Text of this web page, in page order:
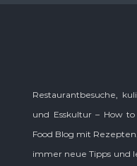
Restaurantbesuche,
und Esskultur – How
Food Blog mit
immer neue Tipps und